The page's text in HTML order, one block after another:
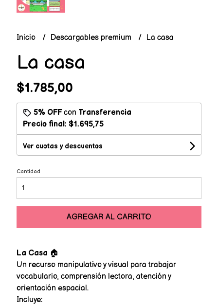
Inicio Descargables premium La casa
La casa
$1.785,00
5% OFFcon Transferencia
Precio final: $1.695,75
Ver cuotas y descuentos
Cantidad
AGREGAR AL CARRITO
La Casa 🏠
Un recurso manipulativo y visual para trabajar
vocabulario, comprensión lectora, atención y
orientación espacial.
Incluye: